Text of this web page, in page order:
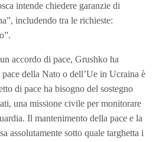
intende chiedere garanzie di
includendo tra le richieste:
accordo di pace, Grushko ha
della Nato o dell’Ue in Ucraina è
di pace ha bisogno del sostegno
una missione civile per monitorare
Il mantenimento della pace e la
assolutamente sotto quale targhetta i